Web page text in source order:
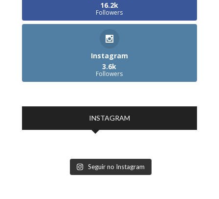
16.2k
Followers
Instagram
3.6k
Followers
INSTAGRAM
Seguir no Instagram